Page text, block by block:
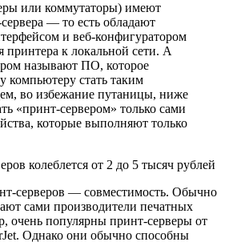
или коммутаторы) имеют
— то есть обладают
и веб-конфигуратором
принтера к локальной сети. А
называют ПО, которое
компьютеру стать таким
во избежание путаницы, ниже
«принт-сервером» только сами
которые выполняют только
колеблется от 2 до 5 тысяч рублей
серверов — совместимость. Обычно
сами производители печатных
очень популярны принт-серверы от
Однако они обычно способны